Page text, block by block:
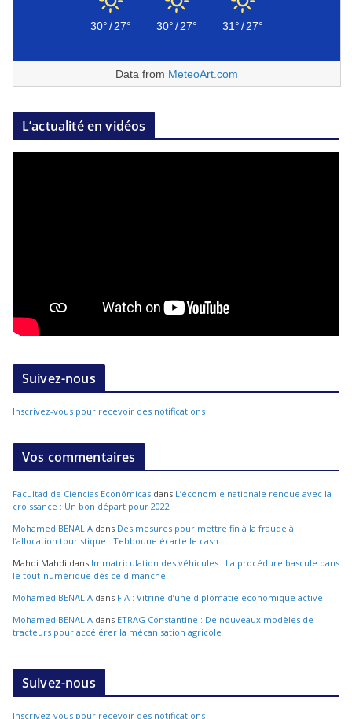
30°/27° 30°/27° 31°/27°
Data from MeteoArt.com
L’actualité en vidéos
Suivez-nous
Inscrivez-vous pour recevoir des notifications
Vos commentaires
Facultad de Ciencias Económicas dans L’économie nationale renoue avec la
croissance : Un bon départ pour 2022
Mohamed BENALIA dans Des mesures pour mettre fin à la fraude à
l’allocation touristique : Tebboune écarte le cash !
Mahdi Mahdi dans Immatriculation des véhicules : La procédure bascule dans
le tout-numérique dès ce dimanche
Mohamed BENALIA dans FIA : Vitrine d’une diplomatie économique active
Mohamed BENALIA dans ETRAG Constantine : De nouveaux modèles de
tracteurs pour accélérer la mécanisation agricole
Suivez-nous
Inscrivez-vous pour recevoir des notifications